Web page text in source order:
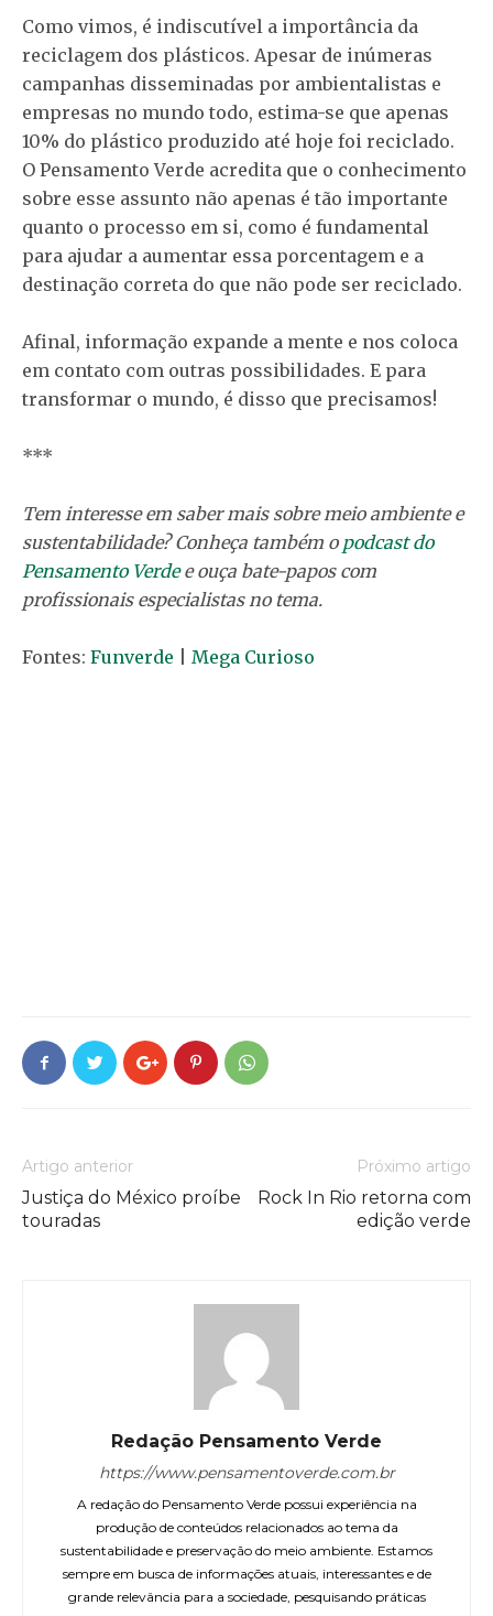
Como vimos, é indiscutível a importância da
reciclagem dos plásticos. Apesar de inúmeras
campanhas disseminadas por ambientalistas e
empresas no mundo todo, estima-se que apenas
10% do plástico produzido até hoje foi reciclado.
O Pensamento Verde acredita que o conhecimento
sobre esse assunto não apenas é tão importante
quanto o processo em si, como é fundamental
para ajudar a aumentar essa porcentagem e a
destinação correta do que não pode ser reciclado.
Afinal, informação expande a mente e nos coloca
em contato com outras possibilidades. E para
transformar o mundo, é disso que precisamos!
***
Tem interesse em saber mais sobre meio ambiente e
sustentabilidade? Conheça também o podcast do
Pensamento Verdee ouça bate-papos com
profissionais especialistas no tema.
Fontes: Funverde Mega Curioso
Artigo anterior
Justiça do México proíbe
touradas
Próximo artigo
Rock In Rio retorna com
edição verde
Redação Pensamento Verde
https://www.pensamentoverde.com.br
A redação do Pensamento Verde possui experiência na
produção de conteúdos relacionados ao tema da
sustentabilidade e preservação do meio ambiente. Estamos
sempre em busca de informações atuais, interessantes e de
grande relevância para a sociedade, pesquisando práticas